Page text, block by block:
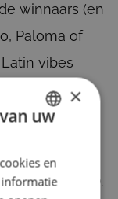
winnaars (en
Paloma of
vibes
buffet
en
op onze BBQ.
ENGLISH
×
uw
en